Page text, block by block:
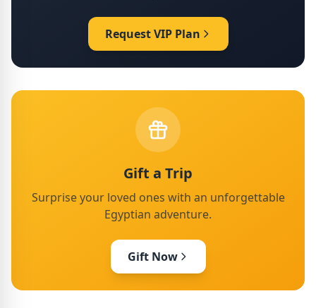
Request VIP Plan
Gift a Trip
Surprise your loved ones with an unforgettable
Egyptian adventure.
Gift Now